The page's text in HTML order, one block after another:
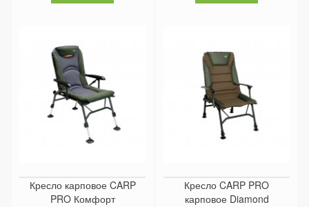
Кресло карповое CARP
PRO Комфорт
Кресло CARP PRO
карповое Diamond